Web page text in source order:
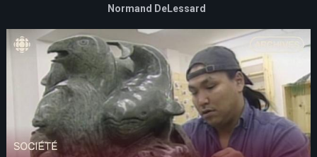
Normand DeLessard